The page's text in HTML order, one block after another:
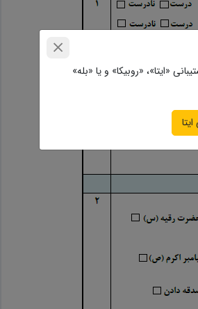
«ایتا»، «روبیکا» و یا «بله»